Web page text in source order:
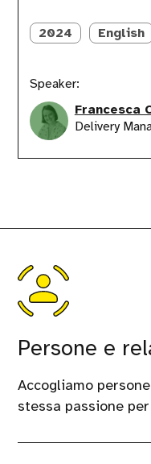
2024 English
Speaker:
Francesca
Delivery
Persone e
Accogliamo
stessa passione